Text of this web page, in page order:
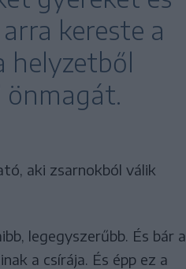
kereste a
helyzetből
önmagát.
aki zsarnokból válik
legegyszerűbb. És bár a
a csírája. És épp ez a